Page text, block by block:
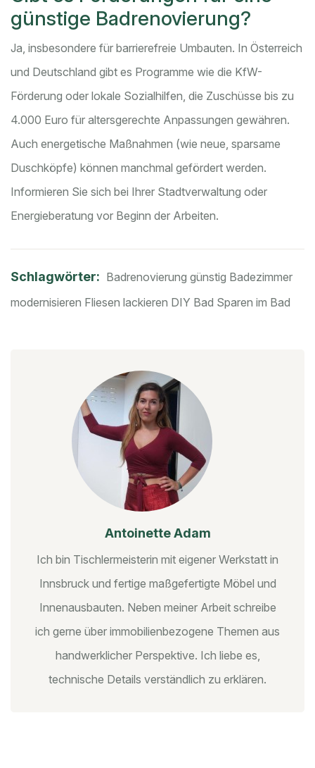
günstige Badrenovierung?
Ja, insbesondere für barrierefreie Umbauten. In Österreich
und Deutschland gibt es Programme wie die KfW-
Förderung oder lokale Sozialhilfen, die Zuschüsse bis zu
4.000 Euro für altersgerechte Anpassungen gewähren.
Auch energetische Maßnahmen (wie neue, sparsame
Duschköpfe) können manchmal gefördert werden.
Informieren Sie sich bei Ihrer Stadtverwaltung oder
Energieberatung vor Beginn der Arbeiten.
Schlagwörter: Badrenovierung günstig Badezimmer
modernisieren Fliesen lackieren DIY Bad Sparen im Bad
Antoinette Adam
Ich bin Tischlermeisterin mit eigener Werkstatt in
Innsbruck und fertige maßgefertigte Möbel und
Innenausbauten. Neben meiner Arbeit schreibe
ich gerne über immobilienbezogene Themen aus
handwerklicher Perspektive. Ich liebe es,
technische Details verständlich zu erklären.